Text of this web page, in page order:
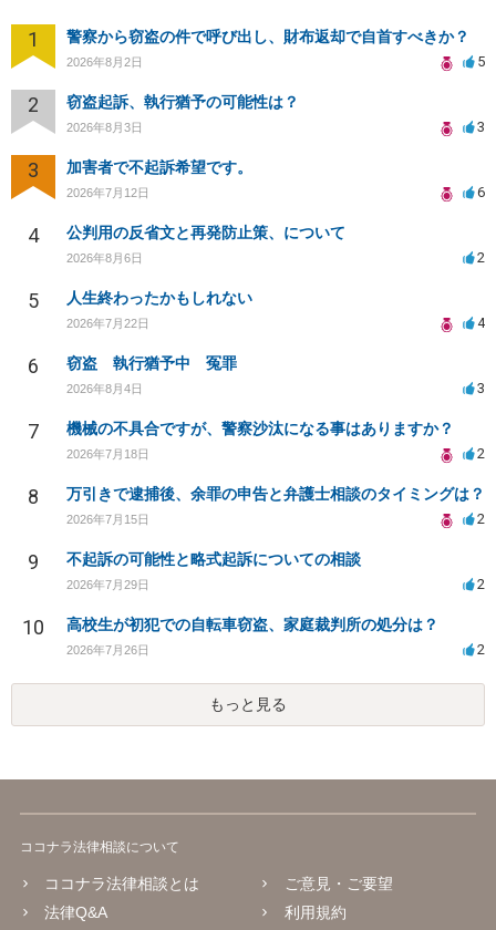
1 警察から窃盗の件で呼び出し、財布返却で自首すべきか？
2026年8月2日 5
2 窃盗起訴、執行猶予の可能性は？
2026年8月3日 3
3 加害者で不起訴希望です。
2026年7月12日 6
4 公判用の反省文と再発防止策、について
2026年8月6日 2
5 人生終わったかもしれない
2026年7月22日 4
6 窃盗 執行猶予中 冤罪
2026年8月4日 3
7 機械の不具合ですが、警察沙汰になる事はありますか？
2026年7月18日 2
8 万引きで逮捕後、余罪の申告と弁護士相談のタイミングは？
2026年7月15日 2
9 不起訴の可能性と略式起訴についての相談
2026年7月29日 2
10 高校生が初犯での自転車窃盗、家庭裁判所の処分は？
2026年7月26日 2
もっと見る
ココナラ法律相談について
ココナラ法律相談とは
法律Q&A
ご意見・ご要望
利用規約